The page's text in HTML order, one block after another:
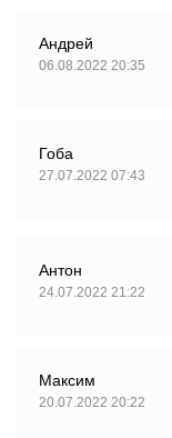
Андрей
06.08.2022 20:35
Гоба
27.07.2022 07:43
Антон
24.07.2022 21:22
Максим
20.07.2022 20:22